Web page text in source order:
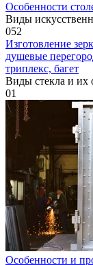
Особенности
Виды
052
Изготовление
душевые
триплекс, багет
Виды стекла и их
01
Особенности и